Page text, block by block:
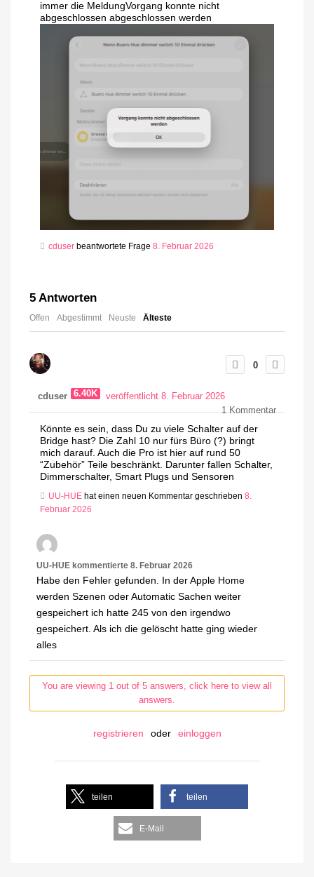
immer die MeldungVorgang konnte nicht
abgeschlossen abgeschlossen werden
cduser beantwortete Frage 8. Februar 2026
5 Antworten
Offen Abgestimmt Neuste Älteste
0
cduser 6.40K
veröffentlicht 8. Februar 2026
1Kommentar
Könnte es sein, dass Du zu viele Schalter auf der
Bridge hast? Die Zahl 10 nur fürs Büro (?) bringt
mich darauf. Auch die Pro ist hier auf rund 50
“Zubehör” Teile beschränkt. Darunter fallen Schalter,
Dimmerschalter, Smart Plugs und Sensoren
UU-HUE hat einen neuen Kommentar geschrieben 8.
Februar 2026
UU-HUE kommentierte 8. Februar 2026
Habe den Fehler gefunden. In der Apple Home
werden Szenen oder Automatic Sachen weiter
gespeichert ich hatte 245 von den irgendwo
gespeichert. Als ich die gelöscht hatte ging wieder
alles
You are viewing 1 out of 5 answers, click here to view all
answers.
registrieren oder einloggen
teilen teilen
E-Mail